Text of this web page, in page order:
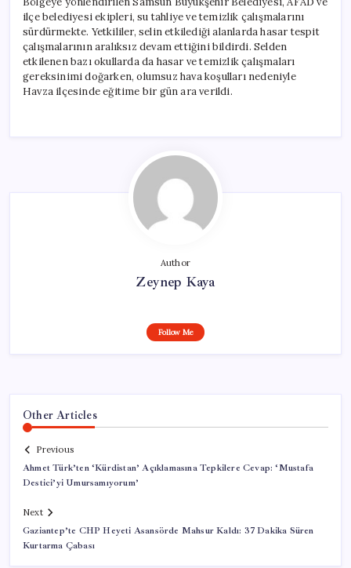
ilçe belediyesi ekipleri, su tahliye ve temizlik çalışmalarını
sürdürmekte. Yetkililer, selin etkilediği alanlarda hasar tespit
çalışmalarının aralıksız devam ettiğini bildirdi. Selden
etkilenen bazı okullarda da hasar ve temizlik çalışmaları
gereksinimi doğarken, olumsuz hava koşulları nedeniyle
Havza ilçesinde eğitime bir gün ara verildi.
Author
Zeynep Kaya
Follow Me
Other Articles
Previous
Ahmet Türk’ten ‘Kürdistan’ Açıklamasına Tepkilere Cevap: ‘Mustafa
Destici’yi Umursamıyorum’
Next
Gaziantep’te CHP Heyeti Asansörde Mahsur Kaldı: 37 Dakika Süren
Kurtarma Çabası